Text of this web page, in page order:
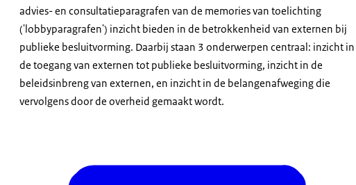
advies- en consultatieparagrafen van de memories van toelichting
('lobbyparagrafen') inzicht bieden in de betrokkenheid van externen bij
publieke besluitvorming. Daarbij staan 3 onderwerpen centraal: inzicht in
de toegang van externen tot publieke besluitvorming, inzicht in de
beleidsinbreng van externen, en inzicht in de belangenafweging die
vervolgens door de overheid gemaakt wordt.